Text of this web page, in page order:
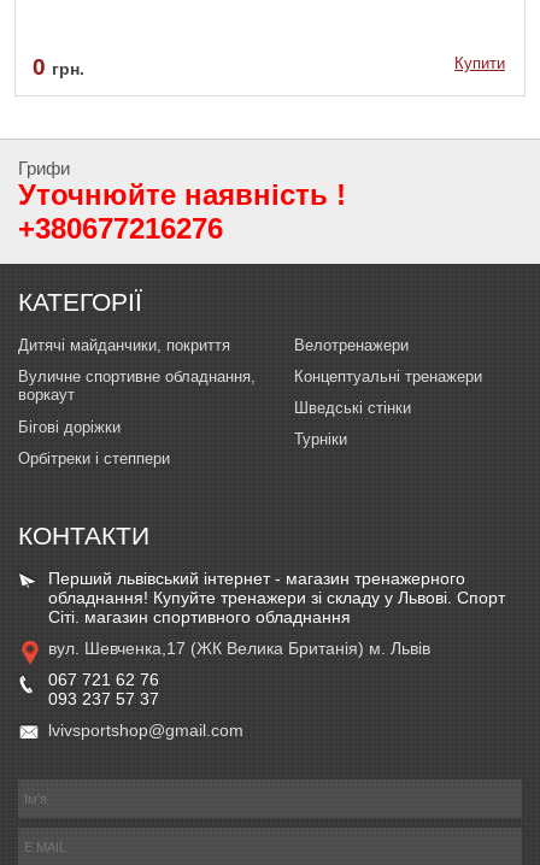
0 грн. Купити
Грифи
Уточнюйте наявність !
+380677216276
КАТЕГОРІЇ
Дитячі майданчики, покриття
Вуличне спортивне обладнання,
воркаут
Бігові доріжки
Орбітреки і степпери
Велотренажери
Концептуальні тренажери
Шведські стінки
Турніки
КОНТАКТИ
Перший львівський інтернет - магазин тренажерного
обладнання! Купуйте тренажери зі складу у Львові. Спорт
Сіті. магазин спортивного обладнання
вул. Шевченка,17 (ЖК Велика Британія) м. Львів
067 721 62 76
093 237 57 37
lvivsportshop@gmail.com